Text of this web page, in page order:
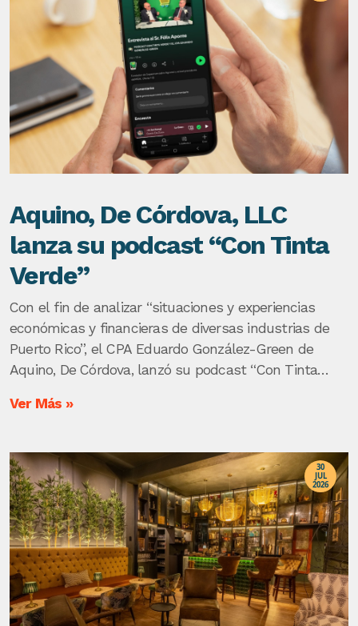
Aquino, De Córdova, LLC
lanza su podcast “Con Tinta
Verde”
Con el fin de analizar “situaciones y experiencias
económicas y financieras de diversas industrias de
Puerto Rico”, el CPA Eduardo González-Green de
Aquino, De Córdova, lanzó su podcast “Con Tinta
Ver Más »
30
JUL
2026